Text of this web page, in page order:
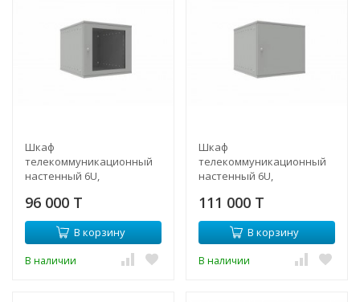
Шкаф
телекоммуникационный
настенный 6U,
(стеклянная дверь)
96 000 T
В корзину
В наличии
Шкаф
телекоммуникационный
настенный 6U,
(металлическая дверь)
111 000 T
В корзину
В наличии